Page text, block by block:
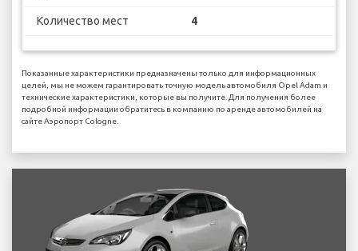
Количество мест 4
Показанные характеристики предназначены только для информационных
целей, мы не можем гарантировать точную модель автомобиля Opel Adam и
технические характеристики, которые вы получите. Для получения более
подробной информации обратитесь в компанию по аренде автомобилей на
сайте Аэропорт Cologne.